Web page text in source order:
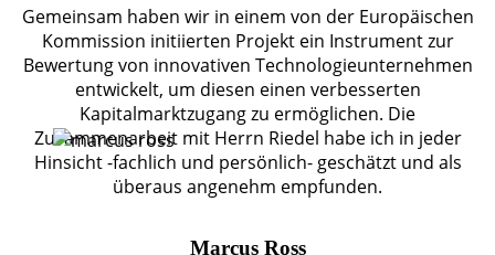
Gemeinsam haben wir in einem von der Europäischen
Kommission initiierten Projekt ein Instrument zur
Bewertung von innovativen Technologieunternehmen
entwickelt, um diesen einen verbesserten
Kapitalmarktzugang zu ermöglichen. Die
Zusammenarbeit mit Herrn Riedel habe ich in jeder
Hinsicht -fachlich und persönlich- geschätzt und als
überaus angenehm empfunden.
Marcus Ross